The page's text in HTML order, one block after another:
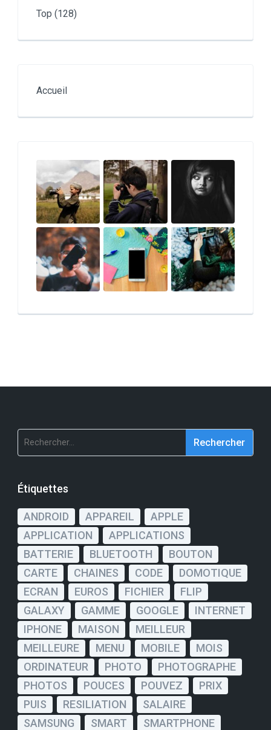
Top (128)
Accueil
Rechercher :
Étiquettes
ANDROID APPAREIL
APPLE
APPLICATION
APPLICATIONS
BATTERIE
BLUETOOTH
BOUTON
CARTE
CHAINES CODE
DOMOTIQUE
ECRAN
EUROS FICHIER
FLIP
GALAXY
GAMME GOOGLE
INTERNET
IPHONE
MAISON
MEILLEUR
MEILLEURE
MENU MOBILE
MOIS
ORDINATEUR
PHOTO
PHOTOGRAPHE
PHOTOS
POUCES POUVEZ
PRIX
PUIS
RESILIATION
SALAIRE
SAMSUNG
SMART
SMARTPHONE